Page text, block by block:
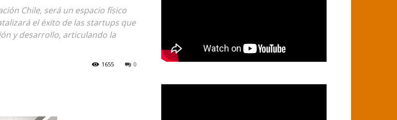
Chile, será un espacio físico
el éxito de las startups que
y desarrollo, articulando la
0
1655